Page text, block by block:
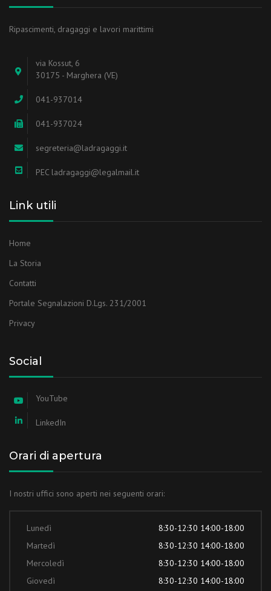
Ripascimenti, dragaggi e lavori marittimi
via Kossut, 6
30175 - Marghera (VE)
041-937014
041-937024
segreteria@ladragaggi.it
PEC ladragaggi@legalmail.it
Link utili
Home
La Storia
Contatti
Portale Segnalazioni D.Lgs. 231/2001
Privacy
Social
YouTube
LinkedIn
Orari di apertura
I nostri uffici sono aperti nei seguenti orari:
Lunedì
8:30-12:30 14:00-18:00
Martedì
8:30-12:30 14:00-18:00
Mercoledì
8:30-12:30 14:00-18:00
Giovedì
8:30-12:30 14:00-18:00